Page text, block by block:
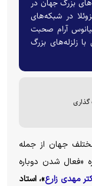
بزرگ جهان در
در شبکه‌های
آرام صحبت
زلزله‌های بزرگ
گذاری
جهان از جمله
«فعال شدن دوباره
مهدی زارع»، استاد